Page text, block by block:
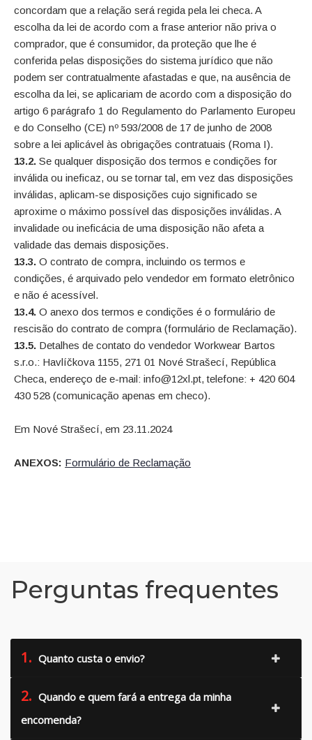
concordam que a relação será regida pela lei checa. A
escolha da lei de acordo com a frase anterior não priva o
comprador, que é consumidor, da proteção que lhe é
conferida pelas disposições do sistema jurídico que não
podem ser contratualmente afastadas e que, na ausência de
escolha da lei, se aplicariam de acordo com a disposição do
artigo 6 parágrafo 1 do Regulamento do Parlamento Europeu
e do Conselho (CE) nº 593/2008 de 17 de junho de 2008
sobre a lei aplicável às obrigações contratuais (Roma I).
13.2.Se qualquer disposição dos termos e condições for
inválida ou ineficaz, ou se tornar tal, em vez das disposições
inválidas, aplicam-se disposições cujo significado se
aproxime o máximo possível das disposições inválidas. A
invalidade ou ineficácia de uma disposição não afeta a
validade das demais disposições.
13.3.O contrato de compra, incluindo os termos e
condições, é arquivado pelo vendedor em formato eletrônico
e não é acessível.
13.4.O anexo dos termos e condições é o formulário de
rescisão do contrato de compra (formulário de Reclamação).
13.5. Detalhes de contato do vendedor Workwear Bartos
s.r.o.: Havlíčkova 1155, 271 01 Nové Strašecí, República
Checa, endereço de e-mail: info@12xl.pt, telefone: + 420 604
430 528 (comunicação apenas em checo).
Em Nové Strašecí, em 23.11.2024
ANEXOS: Formulário de Reclamação
Perguntas frequentes
1. Quanto custa o envio?
2. Quando e quem fará a entrega da minha
encomenda?